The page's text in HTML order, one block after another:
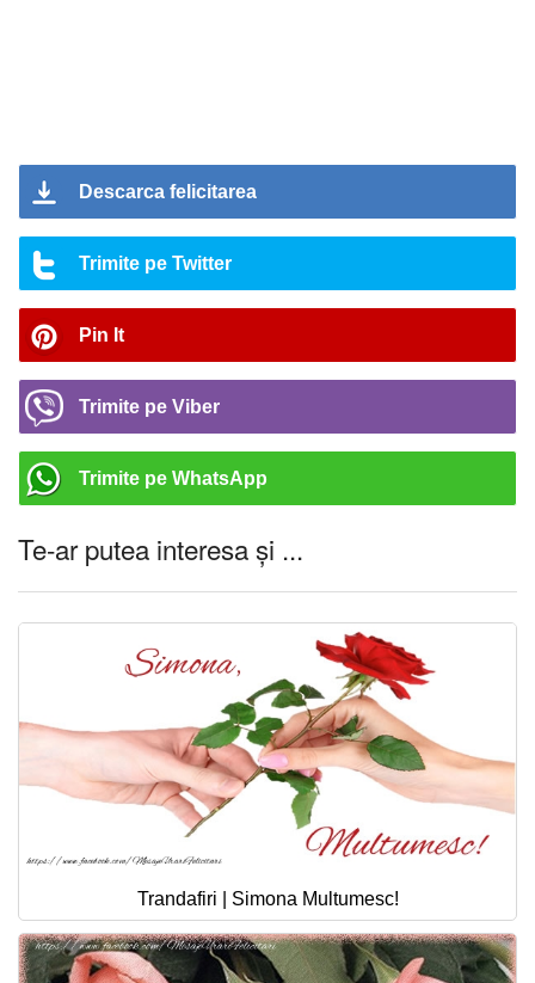
Descarca felicitarea
Trimite pe Twitter
Pin It
Trimite pe Viber
Trimite pe WhatsApp
Te-ar putea interesa și ...
Trandafiri | Simona Multumesc!